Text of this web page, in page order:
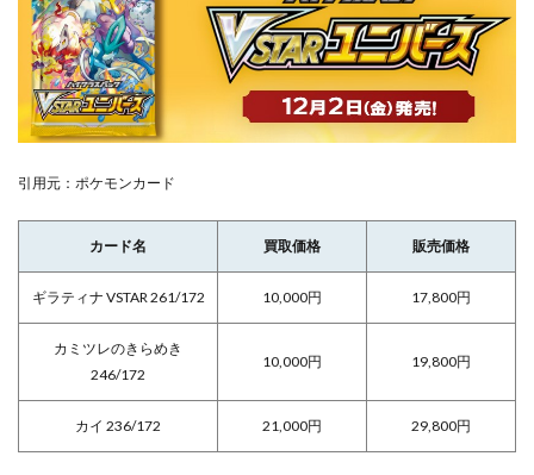
引用元：ポケモンカード
カード名 買取価格 販売価格
ギラティナ VSTAR 261/172 10,000円 17,800円
カミツレのきらめき
246/172
10,000円 19,800円
カイ 236/172 21,000円 29,800円